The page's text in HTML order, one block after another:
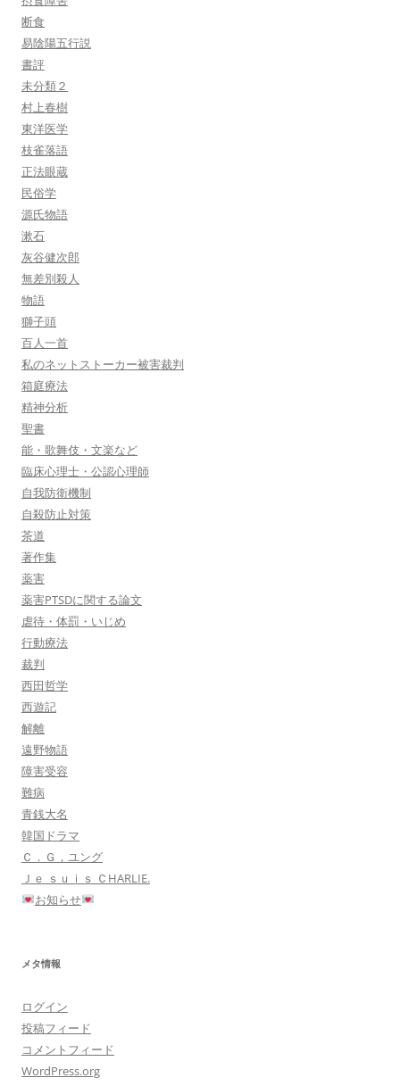
断食
易陰陽五行説
書評
未分類２
村上春樹
東洋医学
枝雀落語
正法眼蔵
民俗学
源氏物語
漱石
灰谷健次郎
無差別殺人
物語
獅子頭
百人一首
私のネットストーカー被害裁判
箱庭療法
精神分析
聖書
能・歌舞伎・文楽など
臨床心理士・公認心理師
自我防衛機制
自殺防止対策
茶道
著作集
薬害
薬害PTSDに関する論文
虐待・体罰・いじめ
行動療法
裁判
西田哲学
西遊記
解離
遠野物語
障害受容
難病
青銭大名
韓国ドラマ
Ｃ．Ｇ，ユング
Ｊｅ ｓｕｉｓ ＣHARLIE.
お知らせ
メタ情報
ログイン
投稿フィード
コメントフィード
WordPress.org